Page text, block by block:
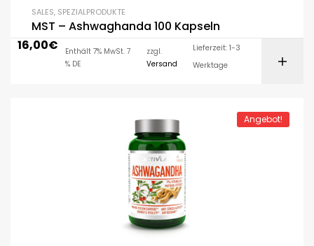
SALES, SPEZIALPRODUKTE
MST – Ashwaghanda 100 Kapseln
16,00€
Enthält 7% MwSt. 7
% DE
zzgl.
Versand
Lieferzeit: 1-3
Werktage
Angebot!